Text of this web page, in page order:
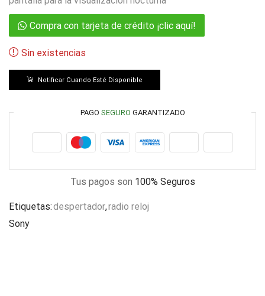
Compra con tarjeta de crédito ¡clic aquí!
Sin existencias
Notificar Cuando Esté Disponible
PAGO SEGURO GARANTIZADO
Tus pagos son 100% Seguros
Etiquetas:despertador,radio reloj
Sony